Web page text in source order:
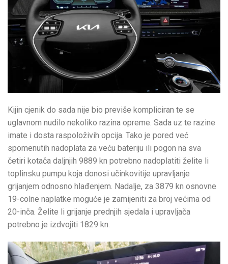
Kijin cjenik do sada nije bio previše kompliciran te se
uglavnom nudilo nekoliko razina opreme. Sada uz te razine
imate i dosta raspoloživih opcija. Tako je pored već
spomenutih nadoplata za veću bateriju ili pogon na sva
četiri kotača daljnjih 9889 kn potrebno nadoplatiti želite li
toplinsku pumpu koja donosi učinkovitije upravljanje
grijanjem odnosno hlađenjem. Nadalje, za 3879 kn osnovne
19-colne naplatke moguće je zamijeniti za broj većima od
20-inča. Želite li grijanje prednjih sjedala i upravljača
potrebno je izdvojiti 1829 kn.